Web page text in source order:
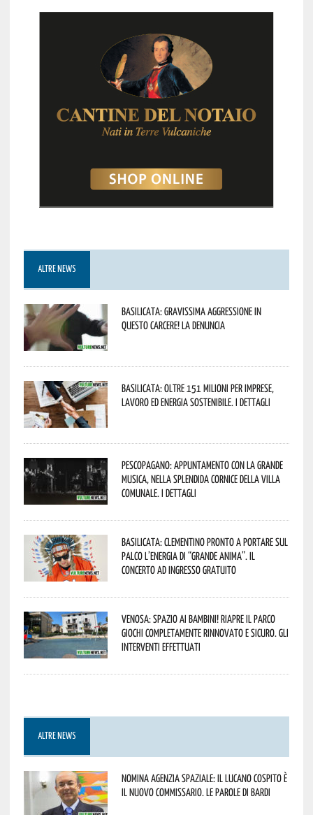
ALTRE NEWS
Basilicata: gravissima aggressione in
questo Carcere! La denuncia
Basilicata: oltre 151 milioni per imprese,
lavoro ed energia sostenibile. I dettagli
Pescopagano: appuntamento con la grande
musica, nella splendida cornice della Villa
Comunale. I dettagli
Basilicata: Clementino pronto a portare sul
palco l’energia di “Grande Anima”. Il
concerto ad ingresso gratuito
Venosa: spazio ai bambini! Riapre il Parco
Giochi completamente rinnovato e sicuro. Gli
interventi effettuati
ALTRE NEWS
Nomina Agenzia Spaziale: il lucano Cospito è
il nuovo commissario. Le parole di Bardi